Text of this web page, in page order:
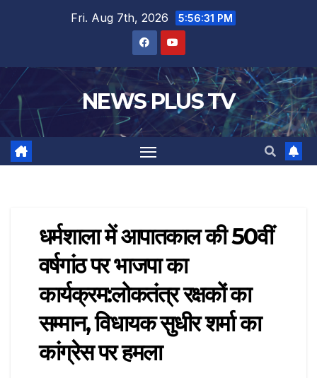
Fri. Aug 7th, 2026 5:56:31 PM
NEWS PLUS TV
धर्मशाला में आपातकाल की 50वीं
वर्षगांठ पर भाजपा का
कार्यक्रम:लोकतंत्र रक्षकों का
सम्मान, विधायक सुधीर शर्मा का
कांग्रेस पर हमला